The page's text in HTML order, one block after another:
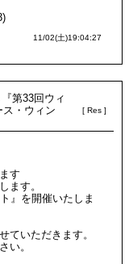
11/02(土)19:04:27
第33回ウィ
・ウィン
す
ます。
』を開催いたしま
ていただきます。
い。